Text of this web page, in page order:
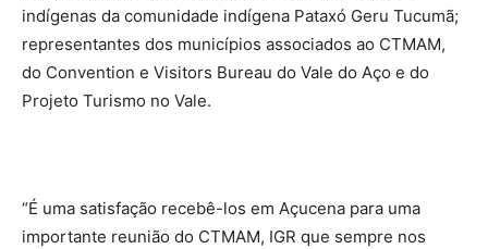
indígenas da comunidade indígena Pataxó Geru Tucumã;
representantes dos municípios associados ao CTMAM,
do Convention e Visitors Bureau do Vale do Aço e do
Projeto Turismo no Vale.
“É uma satisfação recebê-los em Açucena para uma
importante reunião do CTMAM, IGR que sempre nos